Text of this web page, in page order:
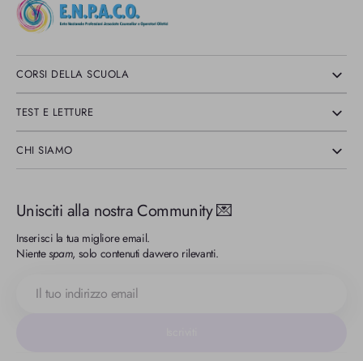
CORSI DELLA SCUOLA
TEST E LETTURE
CHI SIAMO
Unisciti alla nostra Community 💌
Inserisci la tua migliore email.
Nientespam, solo contenuti davvero rilevanti.